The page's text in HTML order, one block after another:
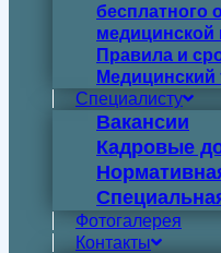
бесплатного
Правила и
Медицинский
Специалисту
Вакансии
Кадровые
Фотогалерея
Контакты